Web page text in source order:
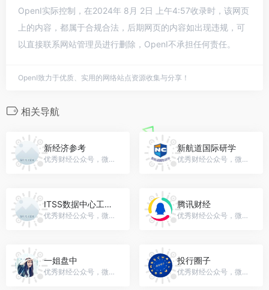
OpenI实际控制，在2024年 8月 2日 上午4:57收录时，该网页
上的内容，都属于合规合法，后期网页的内容如出现违规，可
以直接联系网站管理员进行删除，OpenI不承担任何责任。
OpenI致力于优质、实用的网络站点资源收集与分享！
相关导航
新经济参考
优秀财经公众号，微信号：gh_c32c003b8b5d
新航道国际研学
优秀财经公众号，微信号：xhdyanxue
ITSS数据中心工作组
优秀财经公众号，微信号：ITSS-DCMG
腾讯财经
优秀财经公众号，微信号：financeapp
一姐盘中
优秀财经公众号，微信号：gh_adf2e2cd14db
投行圈子
优秀财经公众号，微信号：touhangquanzi